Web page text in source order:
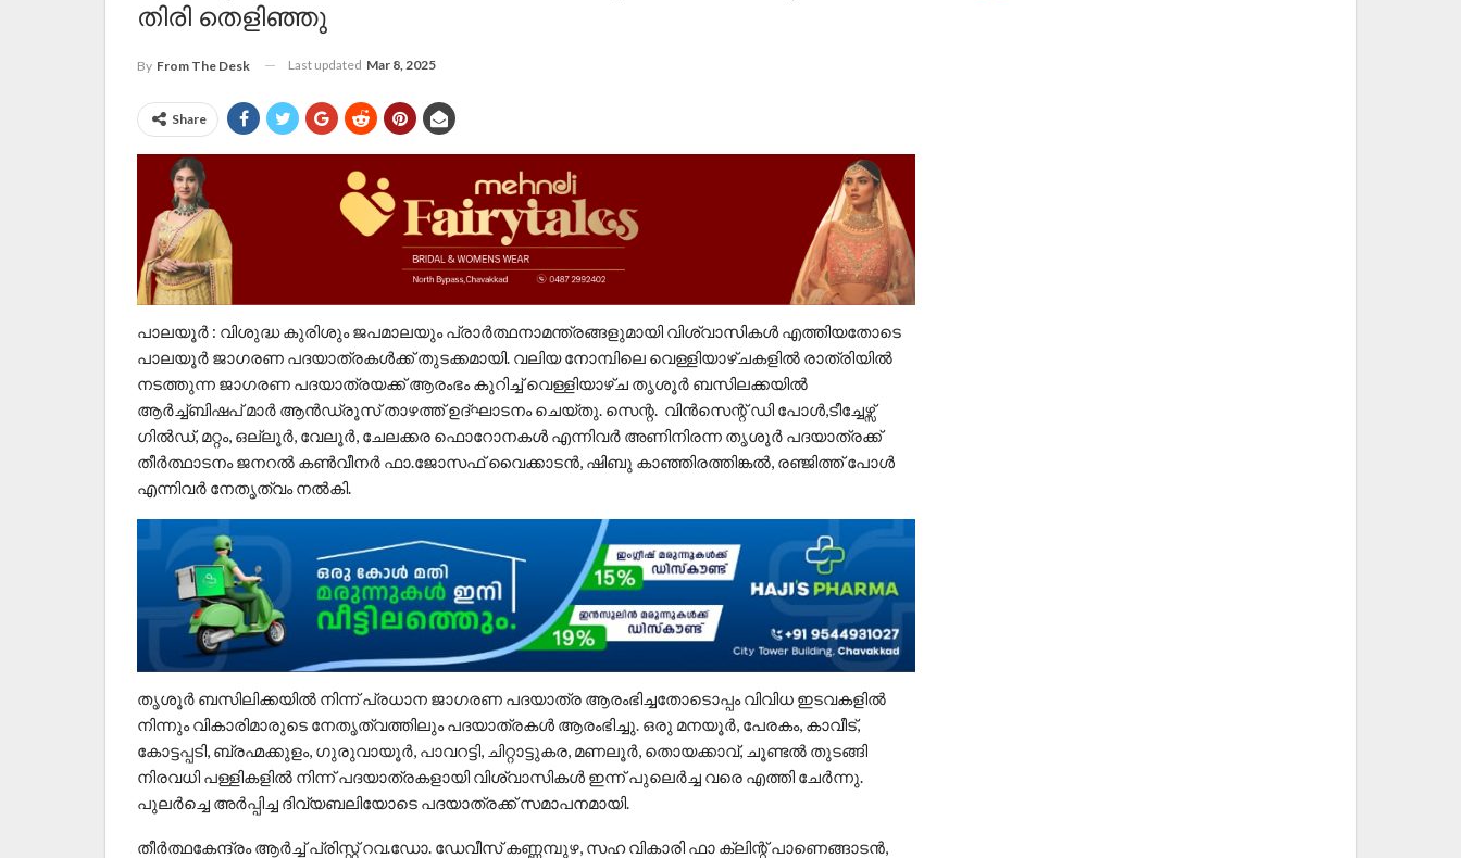
തിരി തെളിഞ്ഞു
By From The Desk Last updated Mar 8, 2025
Share
പാലയൂർ : വിശുദ്ധ കുരിശും ജപമാലയും പ്രാർത്ഥനാമന്ത്രങ്ങളുമായി വിശ്വാസികൾ എത്തിയതോടെ
പാലയൂർ ജാഗരണ പദയാത്രകൾക്ക് തുടക്കമായി. വലിയ നോമ്പിലെ വെള്ളിയാഴ്ചകളിൽ രാത്രിയിൽ
നടത്തുന്ന ജാഗരണ പദയാത്രയക്ക് ആരംഭം കുറിച്ച് വെള്ളിയാഴ്ച തൃശൂർ ബസിലക്കയിൽ
ആർച്ച്ബിഷപ് മാർ ആൻഡ്രൂസ് താഴത്ത് ഉദ്ഘാടനം ചെയ്തു. സെന്റ. വിൻസെന്റ് ഡി പോൾ,ടീച്ചേഴ്സ്
ഗിൽഡ്, മറ്റം, ഒല്ലൂർ, വേലൂർ, ചേലക്കര ഫൊറോനകൾ എന്നിവർ അണിനിരന്ന തൃശൂർ പദയാത്രക്ക്
തീർത്ഥാടനം ജനറൽ കൺവീനർ ഫാ.ജോസഫ് വൈക്കാടൻ, ഷിബു കാഞ്ഞിരത്തിങ്കൽ, രഞ്ജിത്ത് പോൾ
എന്നിവർ നേതൃത്വം നൽകി.
തൃശൂർ ബസിലിക്കയിൽ നിന്ന് പ്രധാന ജാഗരണ പദയാത്ര ആരംഭിച്ചതോടൊപ്പം വിവിധ ഇടവകളിൽ
നിന്നും വികാരിമാരുടെ നേതൃത്വത്തിലും പദയാത്രകൾ ആരംഭിച്ചു. ഒരു മനയൂർ, പേരകം, കാവീട്,
കോട്ടപ്പടി, ബ്രഹ്മക്കുളം, ഗുരുവായൂർ, പാവറട്ടി, ചിറ്റാട്ടുകര, മണലൂർ, തൊയക്കാവ്, ചൂണ്ടൽ തുടങ്ങി
നിരവധി പള്ളികളിൽ നിന്ന് പദയാത്രകളായി വിശ്വാസികൾ ഇന്ന് പുലെർച്ച വരെ എത്തി ചേർന്നു.
പുലർച്ചെ അർപ്പിച്ച ദിവ്യബലിയോടെ പദയാത്രക്ക് സമാപനമായി.
തീർത്ഥകേന്ദ്രം ആർച്ച് പ്രിസ്റ്റ് റവ.ഡോ. ഡേവീസ് കണ്ണമ്പുഴ, സഹ വികാരി ഫാ ക്ലിന്റ് പാണെങ്ങാടൻ,